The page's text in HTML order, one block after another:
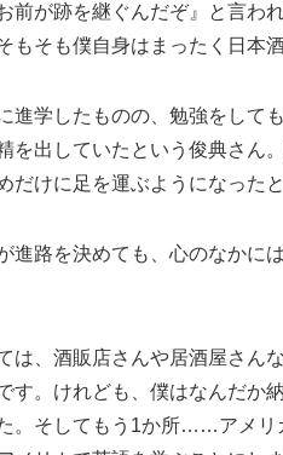
前が跡を継ぐんだぞ』と言わ
そも僕自身はまったく日本
進学したものの、勉強をして
を出していたという俊典さん
けに足を運ぶようになったと
進路を決めても、心のなかに
は、酒販店さんや居酒屋さん
す。けれども、僕はなんだか
。そしてもう1か所……アメリ